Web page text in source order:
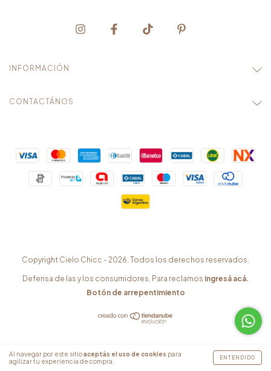
Al navegar por este sitioaceptás el uso de cookies para
agilizar tu experiencia de compra.
ENTENDIDO
INFORMACIÓN
CONTACTÁNOS
Copyright Cielo Chicc - 2026. Todos los derechos reservados.
Defensa de las y los consumidores. Para reclamos ingresá acá.
Botón de arrepentimiento